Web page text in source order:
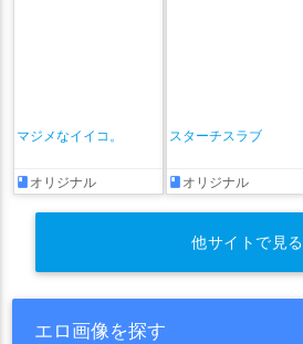
マジメなイイコ。
オリジナル
スターチスラブ
オリジナル
他サイトで見る
エロ画像を探す